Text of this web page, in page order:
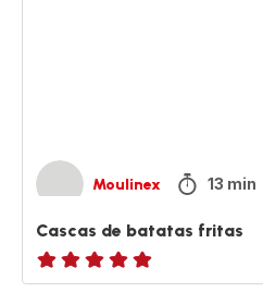
Moulinex 13 min
Cascas de batatas fritas
ratings.NaN